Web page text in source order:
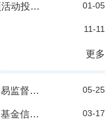
违规交易股票法律风险警示教育专项活动投资者违规交易股票相关警示案例 01-05
11-11
更多
证监会令【第234号】： 《衍生品交易监督管理办法（试行）》 05-25
证监会令【第233号】： 《私募投资基金信息披露监督管理办法》 03-17